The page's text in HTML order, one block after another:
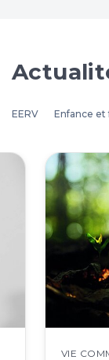
EERV Enfance et
VIE